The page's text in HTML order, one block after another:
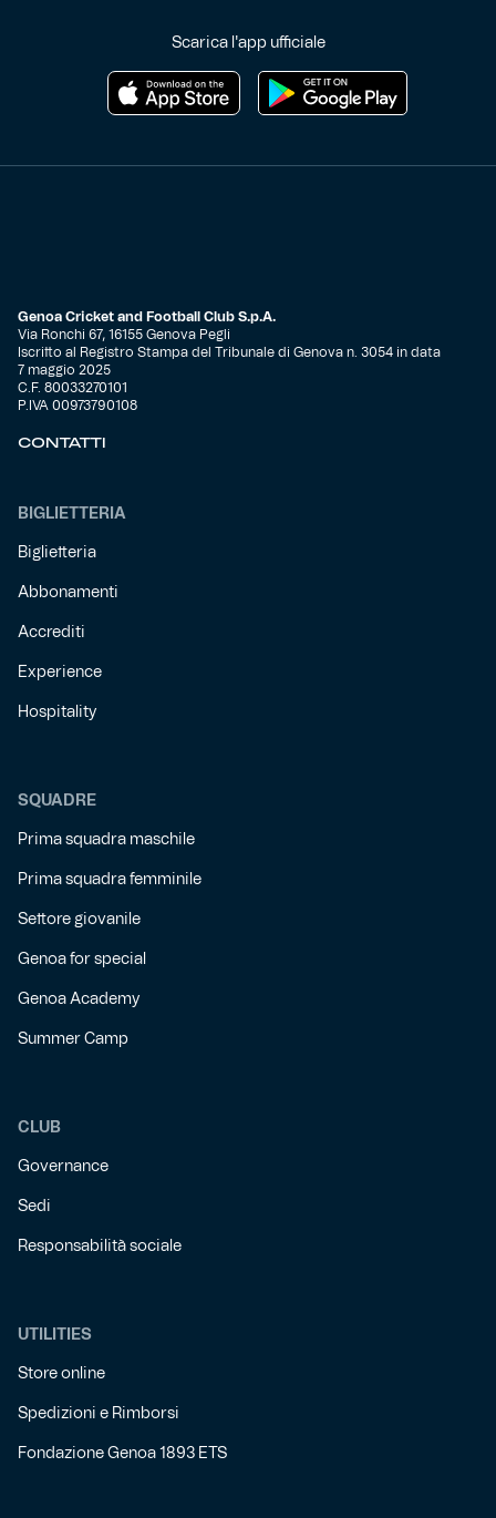
Helan x Genoa
Scarica l'app ufficiale
Genoa Cricket and Football Club S.p.A.
Via Ronchi 67, 16155 Genova Pegli
Iscritto al Registro Stampa del Tribunale di Genova n. 3054 in data
7 maggio 2025
C.F. 80033270101
P.IVA 00973790108
CONTATTI
BIGLIETTERIA
Biglietteria
Abbonamenti
Accrediti
Experience
Hospitality
SQUADRE
Prima squadra maschile
Prima squadra femminile
Settore giovanile
Genoa for special
Genoa Academy
Summer Camp
CLUB
Governance
Sedi
Responsabilità sociale
UTILITIES
Store online
Spedizioni e Rimborsi
Fondazione Genoa 1893 ETS